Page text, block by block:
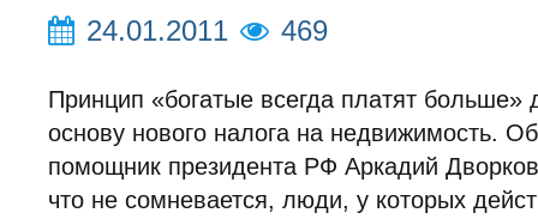
24.01.2011 469
Принцип «богатые всегда платят больше»
основу нового налога на недвижимость.
помощник президента РФ Аркадий
что не сомневается, люди, у которых